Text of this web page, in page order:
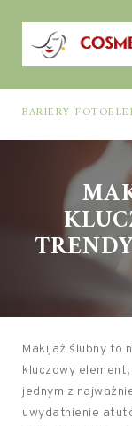
Makijaż ślubny to
kluczowy
jednym z
uwydatnienie